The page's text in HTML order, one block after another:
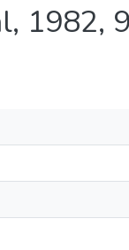
1982,